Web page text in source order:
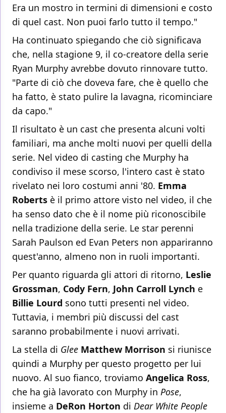
Era un mostro in termini di dimensioni e costo
di quel cast. Non puoi farlo tutto il tempo."
Ha continuato spiegando che ciò significava
che, nella stagione 9, il co-creatore della serie
Ryan Murphy avrebbe dovuto rinnovare tutto.
"Parte di ciò che doveva fare, che è quello che
ha fatto, è stato pulire la lavagna, ricominciare
da capo."
Il risultato è un cast che presenta alcuni volti
familiari, ma anche molti nuovi per quelli della
serie. Nel video di casting che Murphy ha
condiviso il mese scorso, l'intero cast è stato
rivelato nei loro costumi anni '80. Emma
Roberts è il primo attore visto nel video, il che
ha senso dato che è il nome più riconoscibile
nella tradizione della serie. Le star perenni
Sarah Paulson ed Evan Peters non appariranno
quest'anno, almeno non in ruoli importanti.
Per quanto riguarda gli attori di ritorno, Leslie
Grossman, Cody Fern, John Carroll Lynch e
Billie Lourd sono tutti presenti nel video.
Tuttavia, i membri più discussi del cast
saranno probabilmente i nuovi arrivati.
La stella di Glee Matthew Morrison si riunisce
quindi a Murphy per questo progetto per lui
nuovo. Al suo fianco, troviamo Angelica Ross,
che ha già lavorato con Murphy in Pose,
insieme a DeRon Horton di Dear White People